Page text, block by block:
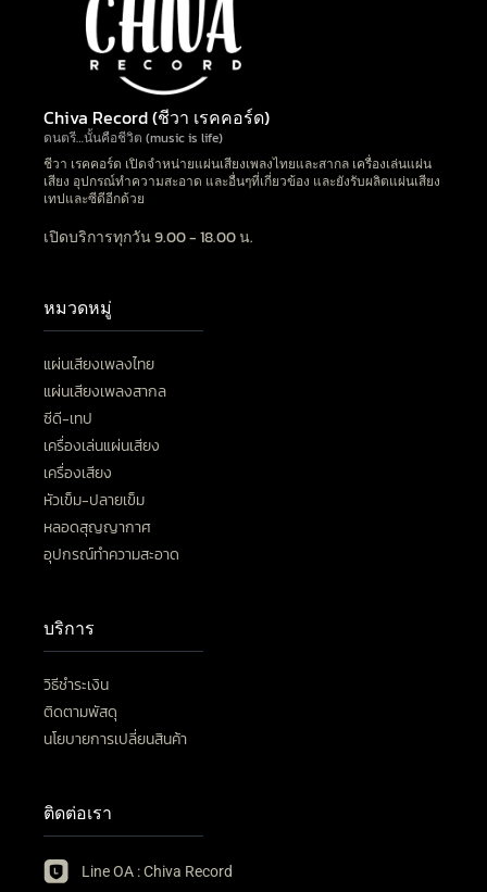
Chiva Record (ชีวา เรคคอร์ด)
ดนตรี…นั้นคือชีวิต (music is life)
ชีวา เรคคอร์ด เปิดจำหน่ายแผ่นเสียงเพลงไทยและสากล เครื่องเล่นแผ่น
เสียง อุปกรณ์ทำความสะอาด และอื่นๆที่เกี่ยวข้อง และยังรับผลิตแผ่นเสียง
เทปและซีดีอีกด้วย
เปิดบริการทุกวัน 9.00 - 18.00 น.
หมวดหมู่
แผ่นเสียงเพลงไทย
แผ่นเสียงเพลงสากล
ซีดี-เทป
เครื่องเล่นแผ่นเสียง
เครื่องเสียง
หัวเข็ม-ปลายเข็ม
หลอดสุญญากาศ
อุปกรณ์ทำความสะอาด
บริการ
วิธีชำระเงิน
ติดตามพัสดุ
นโยบายการเปลี่ยนสินค้า
ติดต่อเรา
Line OA : Chiva Record